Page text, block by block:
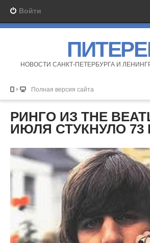
Войти
НОВОСТИ САНКТ-ПЕТЕРБУРГА И
Полная версия сайта
РИНГО ИЗ THE
ИЮЛЯ СТУКНУЛО 73